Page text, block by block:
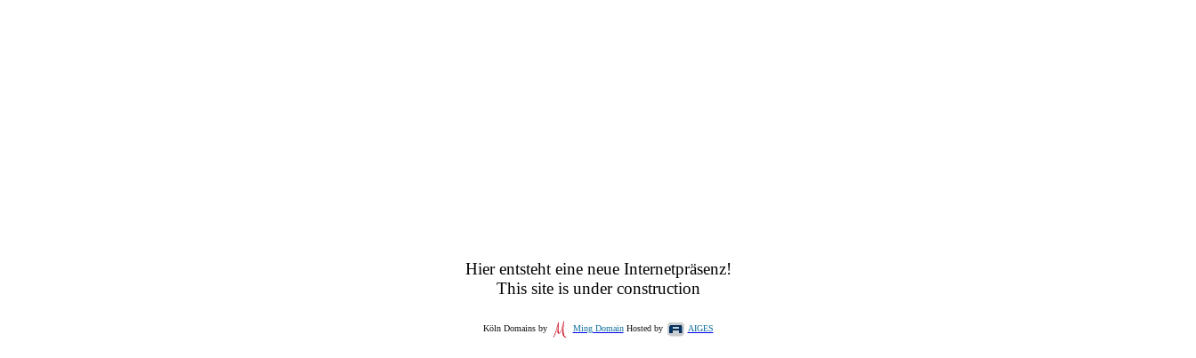
Hier entsteht eine neue Internetpräsenz!
This site is under construction
Köln Domains by Ming DomainHosted by AIGES